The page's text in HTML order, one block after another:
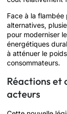
Face à la
alternatives,
pour moderniser
énergétiques
à atténuer le
consommateurs.
Réactions et
acteurs